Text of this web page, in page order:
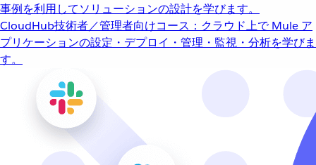
事例を利用してソリューションの設計を学びます。
CloudHub技術者／管理者向けコース：クラウド上で Mule ア
プリケーションの設定・デプロイ・管理・監視・分析を学びま
す。